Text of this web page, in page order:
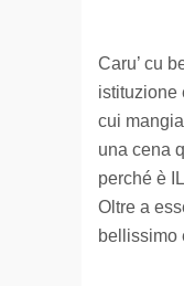
Caru’ cu
istituzione
cui
una cena
perché è
Oltre a
bellissimo